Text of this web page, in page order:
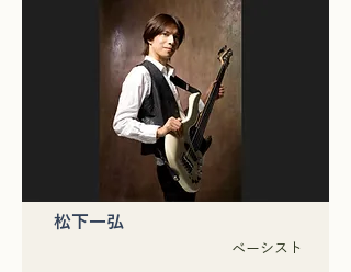
松下一弘
ベーシスト